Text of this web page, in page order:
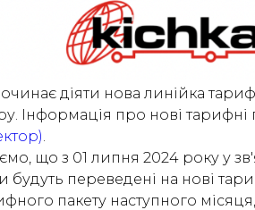
діяти нова линійка
Інформація про нові тарифні
.
що з 01 липня 2024 року у
будуть переведені на нові
пакету наступного